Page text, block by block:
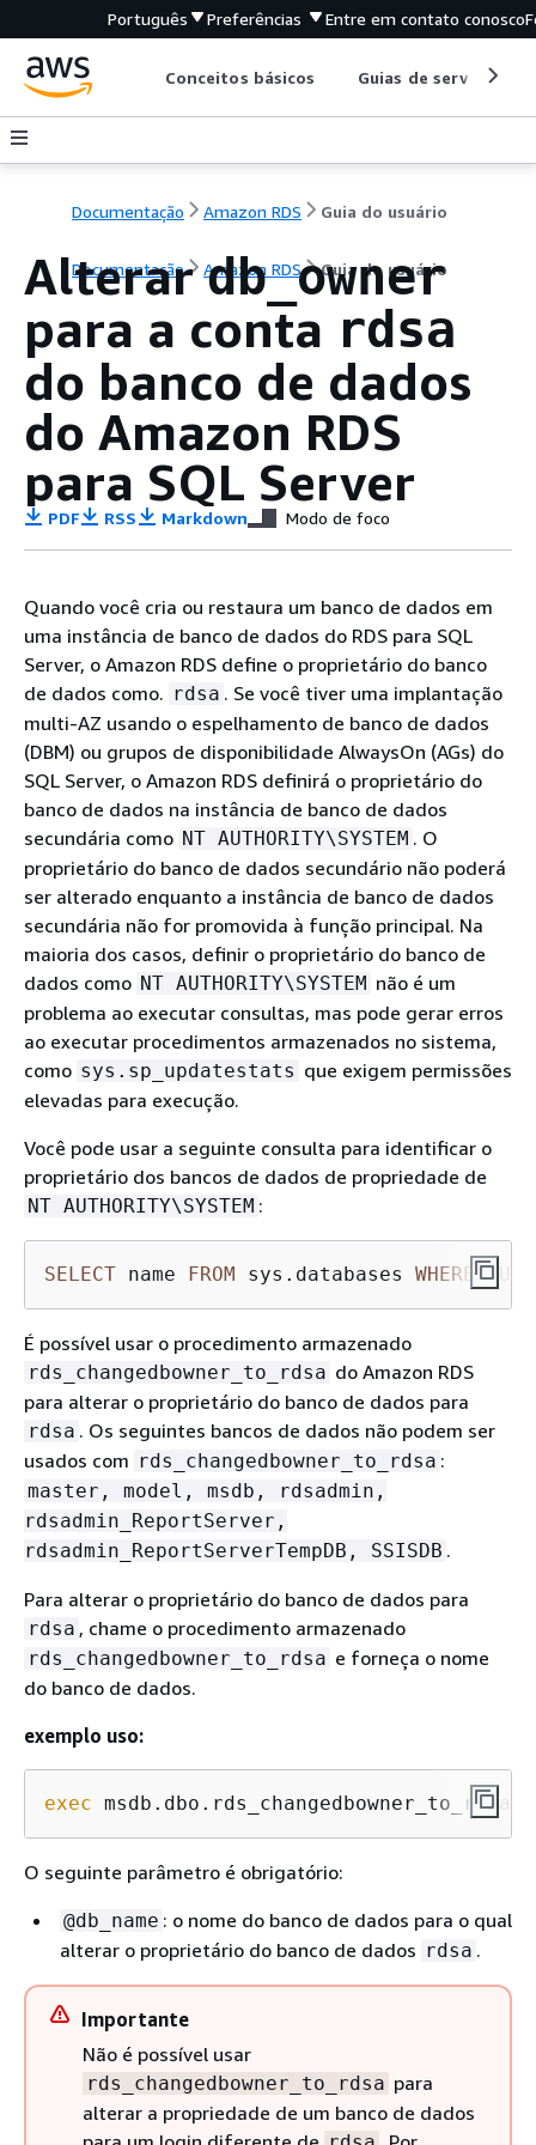
Português Preferências Entre em contato conosco
Conceitos básicos Guias de serviço
Documentação Amazon RDS Guia do usuário
Documentação Amazon RDS Guia do usuário
Alterardb_owner
para a conta rdsa
do banco de dados
do Amazon RDS
para SQL Server
PDF RSS Markdown Modo de foco
Quando você cria ou restaura um banco de dados em
uma instância de banco de dados do RDS para SQL
Server, o Amazon RDS define o proprietário do banco
de dados como. rdsa . Se você tiver uma implantação
multi-AZ usando o espelhamento de banco de dados
(DBM) ou grupos de disponibilidade AlwaysOn (AGs) do
SQL Server, o Amazon RDS definirá o proprietário do
banco de dados na instância de banco de dados
secundária como NT AUTHORITY\SYSTEM . O
proprietário do banco de dados secundário não poderá
ser alterado enquanto a instância de banco de dados
secundária não for promovida à função principal. Na
maioria dos casos, definir o proprietário do banco de
dados como NT AUTHORITY\SYSTEM não é um
problema ao executar consultas, mas pode gerar erros
ao executar procedimentos armazenados no sistema,
como sys.sp_updatestats que exigem permissões
elevadas para execução.
Você pode usar a seguinte consulta para identificar o
proprietário dos bancos de dados de propriedade de
NT AUTHORITY\SYSTEM :
SELECT name FROM sys.databases WHERE
É possível usar o procedimento armazenado
rds_changedbowner_to_rdsa do Amazon RDS
para alterar o proprietário do banco de dados para
rdsa . Os seguintes bancos de dados não podem ser
usados com rds_changedbowner_to_rdsa :
master, model, msdb, rdsadmin,
rdsadmin_ReportServer,
rdsadmin_ReportServerTempDB, SSISDB .
Para alterar o proprietário do banco de dados para
rdsa , chame o procedimento armazenado
rds_changedbowner_to_rdsa e forneça o nome
do banco de dados.
exemplo uso:
exec msdb.dbo.rds_changedbowner_to_rdsa
O seguinte parâmetro é obrigatório:
@db_name : o nome do banco de dados para o qual
alterar o proprietário do banco de dados rdsa .
Importante
Não é possível usar
rds_changedbowner_to_rdsa para
alterar a propriedade de um banco de dados